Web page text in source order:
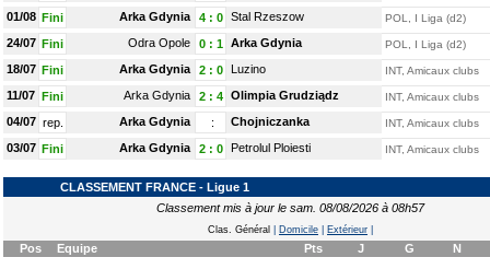
01/08 Fini Arka Gdynia 4: 0 Stal Rzeszow POL, I Liga (d2)
24/07 Fini Odra Opole 0: 1 Arka Gdynia POL, I Liga (d2)
18/07 Fini Arka Gdynia 2: 0 Luzino INT, Amicaux clubs
11/07 Fini Arka Gdynia 2: 4 Olimpia Grudziądz INT, Amicaux clubs
04/07 rep. Arka Gdynia : Chojniczanka INT, Amicaux clubs
03/07 Fini Arka Gdynia 2: 0 Petrolul Ploiesti INT, Amicaux clubs
CLASSEMENT FRANCE - Ligue 1
Classement mis à jour le sam. 08/08/2026 à 08h57
Clas. Général Domicile Extérieur
Pos Equipe Pts J G
N